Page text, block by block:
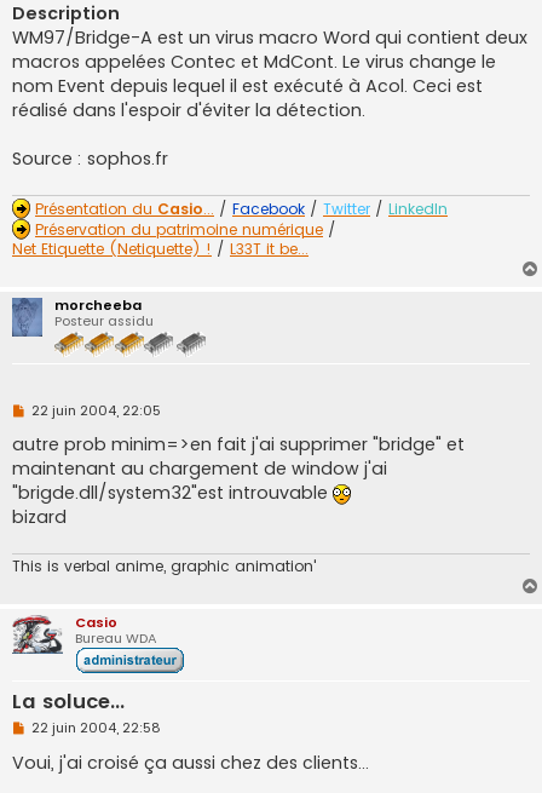
Description
WM97/Bridge-A est un virus macro Word qui contient deux
macros appelées Contec et MdCont. Le virus change le
nom Event depuis lequel il est exécuté à Acol. Ceci est
réalisé dans l'espoir d'éviter la détection.
Source : sophos.fr
Présentation du Casio... / Facebook / Twitter / LinkedIn
Préservation du patrimoine numérique /
Net Etiquette (Netiquette) ! / L33T it be...
morcheeba
Posteur assidu
M
s
s
a
g
e
n
n
l
22 juin 2004, 22:05
autre prob minim=>en fait j'ai supprimer "bridge" et
maintenant au chargement de window j'ai
"brigde.dll/system32"est introuvable
bizard
This is verbal anime, graphic animation'
Casio
Bureau WDA
La soluce...
M
s
s
22 juin 2004, 22:58
Voui, j'ai croisé ça aussi chez des clients...